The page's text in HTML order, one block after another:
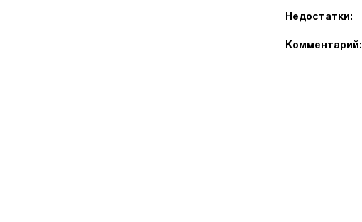
Недостатки:
Комментарий: